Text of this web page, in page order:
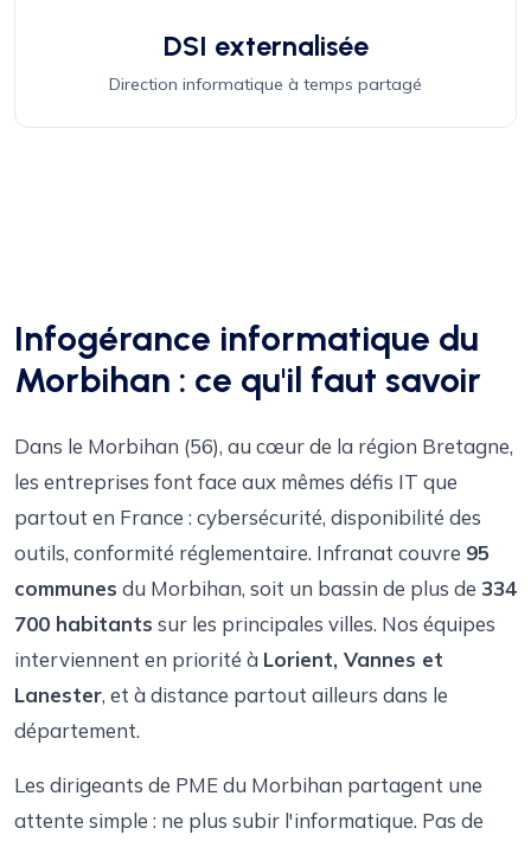
DSI externalisée
Direction informatique à temps partagé
Infogérance informatique du
Morbihan : ce qu'il faut savoir
Dans le Morbihan (56), au cœur de la région Bretagne,
les entreprises font face aux mêmes défis IT que
partout en France : cybersécurité, disponibilité des
outils, conformité réglementaire. Infranat couvre 95
communes du Morbihan, soit un bassin de plus de 334
700 habitants sur les principales villes. Nos équipes
interviennent en priorité à Lorient, Vannes et
Lanester, et à distance partout ailleurs dans le
département.
Les dirigeants de PME du Morbihan partagent une
attente simple : ne plus subir l'informatique. Pas de